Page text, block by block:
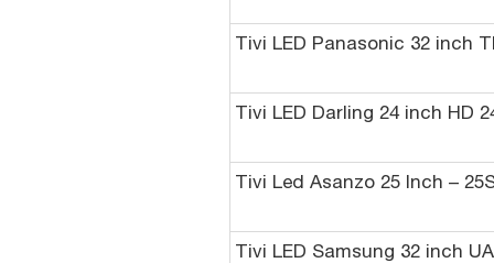
Tivi LED Panasonic 32 inch
Tivi LED Darling 24 inch HD
Tivi Led Asanzo 25 Inch –
Tivi LED Samsung 32 inch